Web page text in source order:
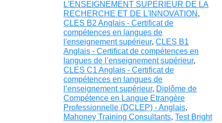
L'ENSEIGNEMENT SUPERIEUR DE LA
RECHERCHE ET DE L'INNOVATION ,
CLES B2 Anglais - Certificat de
compétences en langues de
l'enseignement supérieur, CLES B1
Anglais - Certificat de compétences en
langues de l’enseignement supérieur,
CLES C1 Anglais - Certificat de
compétences en langues de
l’enseignement supérieur, Diplôme de
Compétence en Langue Etrangère
Professionnelle (DCLEP) - Anglais,
Mahoney Training Consultants, Test Bright